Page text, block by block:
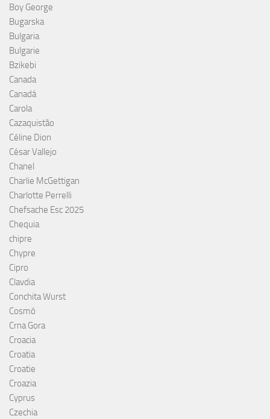
Boy George
Bugarska
Bulgaria
Bulgarie
Bzikebi
Canada
Canadá
Carola
Cazaquistão
Céline Dion
César Vallejo
Chanel
Charlie McGettigan
Charlotte Perrelli
Chefsache Esc 2025
Chequia
chipre
Chypre
Cipro
Clavdia
Conchita Wurst
Cosmó
Crna Gora
Croacia
Croatia
Croatie
Croazia
Cyprus
Czechia